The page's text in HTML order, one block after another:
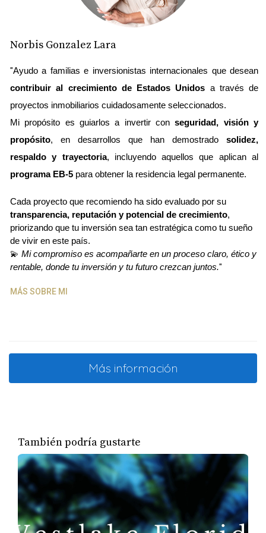
Si necesitas un poco más de espacio, los
apartamentos de dos habitaciones y un baño
están disponibles a partir de $122,500. Estas
unidades son ideales para parejas o pequeñas
familias y ofrecen un ambiente acogedor y
funcional. Ten en cuenta que la mayoría de las
asociaciones requerirán un pago inicial del 20%
al comprar una propiedad, y si planeas financiar la
compra, es recomendable hacerlo por encima de
los $122,500.
Si prefieres una casa unifamiliar, hay opciones
interesantes disponibles. Por ejemplo, puedes
encontrar una casa de tres habitaciones y dos
baños por $225,000. Estas casas suelen estar
ubicadas en comunidades tranquilas y cuentan
cuatro habitaciones y dos baños que necesita
reparaciones, pero que podría venderse por
libertad para personalizarla según tus
necesidades.
Para aquellos que deseen disfrutar de la
proximidad a la playa, hay una encantadora casa
Norbis Gonzalez Lara
"
contribuir al crecimiento de Estados Unidos a través de
proyectos inmobiliarios cuidadosamente seleccionados.
Mi propósito es guiarlos a invertir con seguridad, visión y
propósito, en desarrollos que han demostrado solidez,
respaldo y trayectoria
programa EB-5 para obtener la residencia legal permanente.
transparencia, reputación y potencial de crecimiento,
priorizando que tu inversión sea tan estratégica como tu sueño
de vivir en este país.
💫 Mi compromiso es acompañarte en un proceso claro, ético y
rentable, donde tu inversión y tu futuro crezcan juntos."
MÁS SOBRE MI
Más información
También podría gustarte